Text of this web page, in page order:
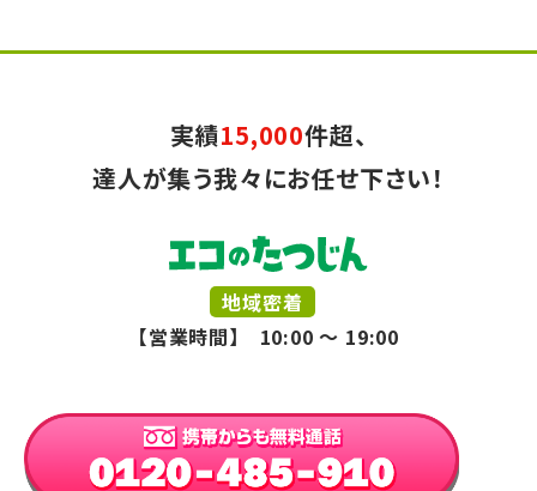
実績15,000件超、
達人が集う我々にお任せ下さい！
地域密着
【営業時間】 10:00 ～ 19:00